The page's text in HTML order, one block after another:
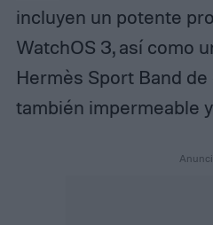
incluyen un potente
WatchOS 3, así como
Hermès Sport Band
también impermeable